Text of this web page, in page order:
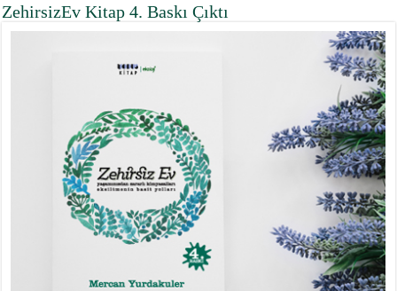
ZehirsizEv Kitap 4. Baskı Çıktı